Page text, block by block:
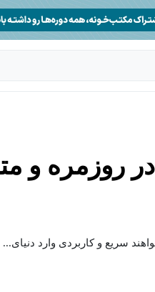
سریع و کاربردی وارد دنیای...